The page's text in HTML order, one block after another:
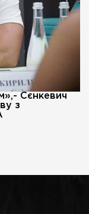
Сєнкевич
з